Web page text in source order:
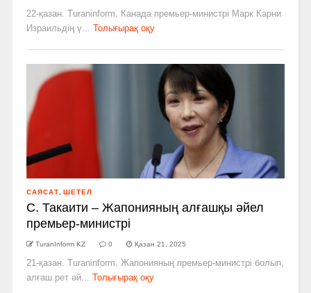
22-қазан. Turaninform. Канада премьер-министрі Марк Карни
Израильдің ү...
Толығырақ оқу
САЯСАТ ШЕТЕЛ
С. Такаити – Жапонияның алғашқы әйел
премьер-министрі
TuranInform KZ 0 Қазан 21, 2025
21-қазан. Turaninform. Жапонияның премьер-министрі болып,
алғаш рет әй...
Толығырақ оқу